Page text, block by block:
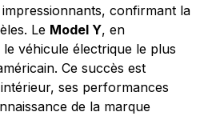
confirmant la
Le Model Y, en
véhicule électrique le plus
Ce succès est
ses performances
de la marque